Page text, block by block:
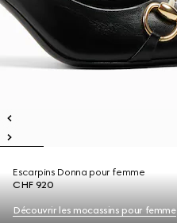
Escarpins Donna pour femme
CHF 920
Découvrir les mocassins pour femme